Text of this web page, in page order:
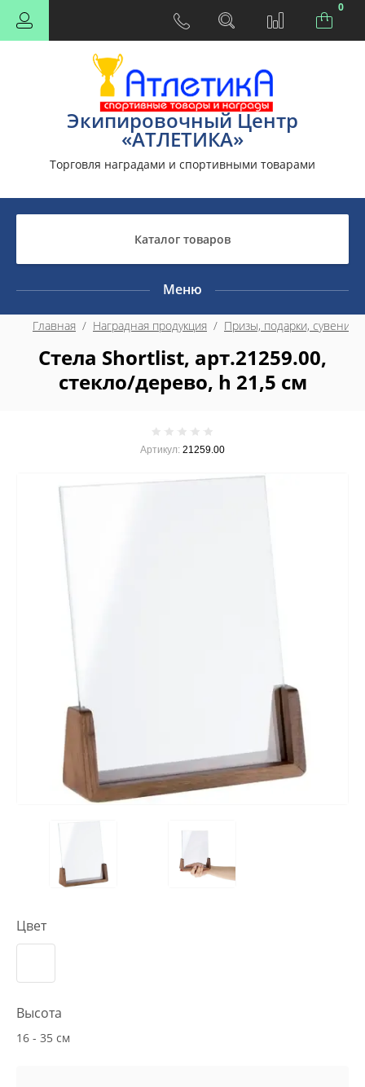
0
Экипировочный Центр
«АТЛЕТИКА»
Торговля наградами и спортивными товарами
Каталог товаров
Меню
Главная
  /
Наградная продукция
  /
Призы, подарки, сувениры
Стела Shortlist, арт.21259.00,
стекло/дерево, h 21,5 см
Артикул: 21259.00
Цвет
Высота
16 - 35 см